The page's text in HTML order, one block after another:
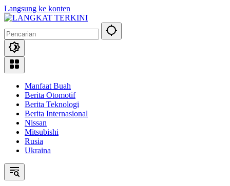
Langsung ke konten
Manfaat Buah
Berita Otomotif
Berita Teknologi
Berita Internasional
Nissan
Mitsubishi
Rusia
Ukraina